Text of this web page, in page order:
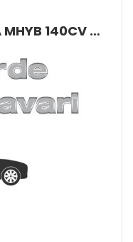
QASHQAI N-CONNECTA MHYB 140CV MT 2W